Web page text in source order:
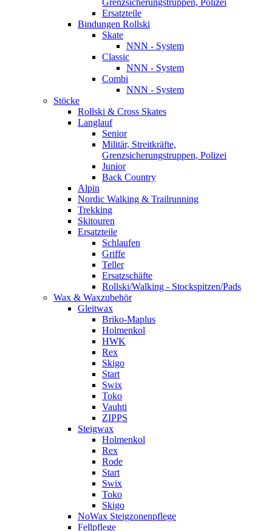
Grenzsicherungstruppen, Polizei
Ersatzteile
Bindungen Rollski
Skate
NNN - System
Classic
NNN - System
Combi
NNN - System
Stöcke
Rollski & Cross Skates
Langlauf
Senior
Militär, Streitkräfte,
Grenzsicherungstruppen, Polizei
Junior
Back Country
Alpin
Nordic Walking & Trailrunning
Trekking
Skitouren
Ersatzteile
Schlaufen
Griffe
Teller
Ersatzschäfte
Rollski/Walking - Stockspitzen/Pads
Wax & Waxzubehör
Gleitwax
Briko-Maplus
Holmenkol
HWK
Rex
Skigo
Start
Swix
Toko
Vauhti
ZIPPS
Steigwax
Holmenkol
Rex
Rode
Start
Swix
Toko
Skigo
NoWax Steigzonenpflege
Fellpflege